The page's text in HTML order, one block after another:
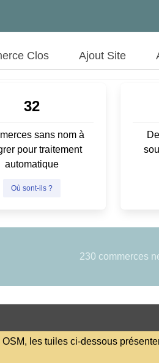
Clos Ajout Site
32
sans nom à
pour traitement
automatique
Où sont-ils ?
230 commerces
les tuiles ci-dessous